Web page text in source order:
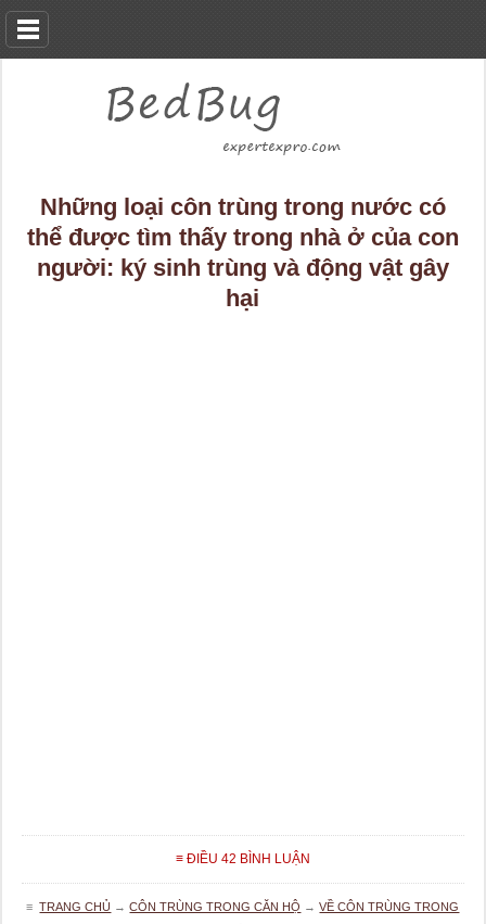
Những loại côn trùng trong nước có
thể được tìm thấy trong nhà ở của con
người: ký sinh trùng và động vật gây
hại
≡ ĐIỀU 42 BÌNH LUẬN
≡TRANG CHỦ →CÔN TRÙNG TRONG CĂN HỘ →VỀ CÔN TRÙNG TRONG